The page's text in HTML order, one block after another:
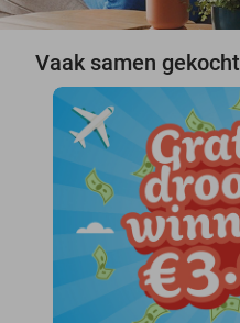
Vaak samen gekocht